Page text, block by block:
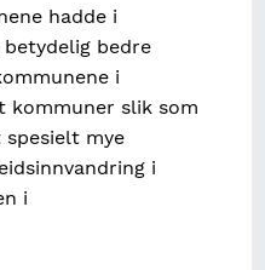
hadde i
betydelig bedre
i
kommuner slik som
mye
i
i